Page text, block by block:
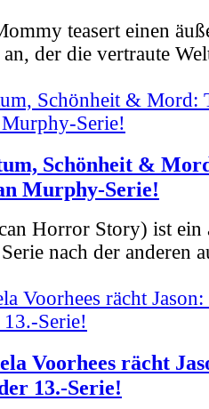
teasert einen
der die vertraute
Schönheit &
Murphy-Serie!
Horror Story) ist ein
nach der anderen
Voorhees rächt
13.-Serie!